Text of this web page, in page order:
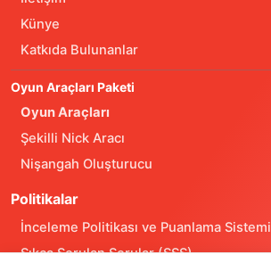
Künye
Katkıda Bulunanlar
Oyun Araçları Paketi
Oyun Araçları
Şekilli Nick Aracı
Nişangah Oluşturucu
Politikalar
İnceleme Politikası ve Puanlama Sistemi
Sıkça Sorulan Sorular (SSS)